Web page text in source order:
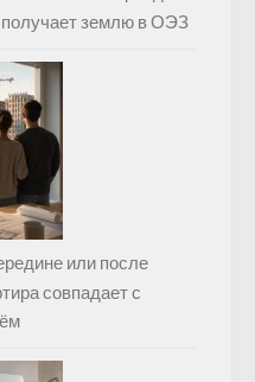
получает землю в ОЭЗ
или после
совпадает с